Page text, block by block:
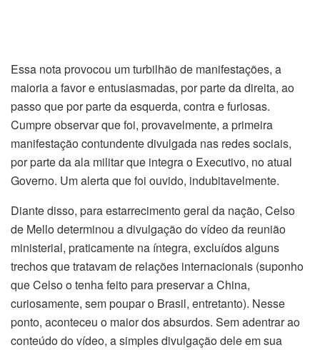
Essa nota provocou um turbilhão de manifestações, a
maioria a favor e entusiasmadas, por parte da direita, ao
passo que por parte da esquerda, contra e furiosas.
Cumpre observar que foi, provavelmente, a primeira
manifestação contundente divulgada nas redes sociais,
por parte da ala militar que integra o Executivo, no atual
Governo. Um alerta que foi ouvido, indubitavelmente.
Diante disso, para estarrecimento geral da nação, Celso
de Mello determinou a divulgação do vídeo da reunião
ministerial, praticamente na íntegra, excluídos alguns
trechos que tratavam de relações internacionais (suponho
que Celso o tenha feito para preservar a China,
curiosamente, sem poupar o Brasil, entretanto). Nesse
ponto, aconteceu o maior dos absurdos. Sem adentrar ao
conteúdo do vídeo, a simples divulgação dele em sua